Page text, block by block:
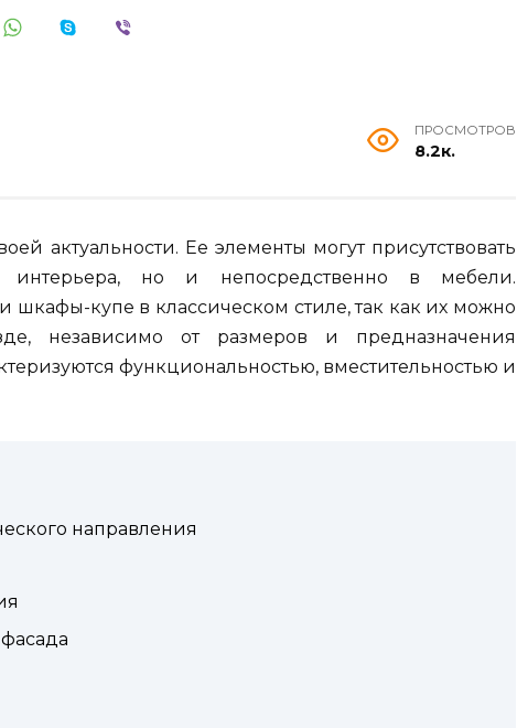
ПРОСМОТРОВ
8.2к.
актуальности. Ее элементы могут присутствовать
но и непосредственно в мебели.
шкафы-купе в классическом стиле, так как их можно
независимо от размеров и предназначения
функциональностью, вместительностью и
направления